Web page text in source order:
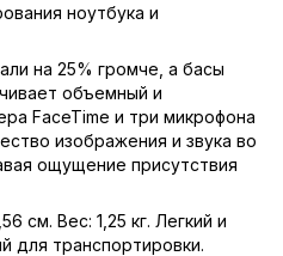
ноутбука и
на 25% громче, а басы
объемный и
FaceTime и три микрофона
изображения и звука во
ощущение присутствия
см. Вес: 1,25 кг. Легкий и
для транспортировки.